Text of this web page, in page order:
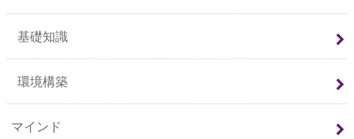
基礎知識
環境構築
マインド